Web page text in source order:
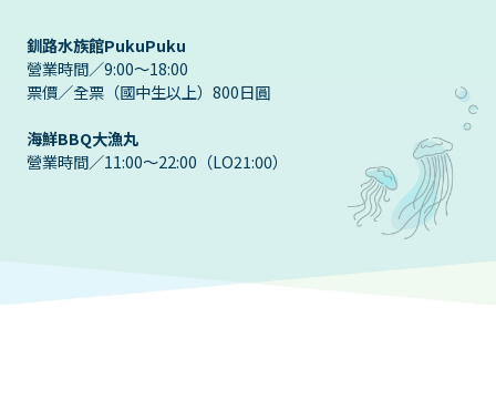
釧路水族館PukuPuku
營業時間／9:00～18:00
票價／全票（國中生以上）800日圓
海鮮BBQ大漁丸
營業時間／11:00～22:00（LO21:00）